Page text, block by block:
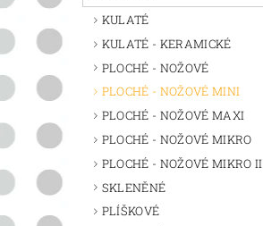
KULATÉ
KULATÉ - KERAMICKÉ
PLOCHÉ - NOŽOVÉ
PLOCHÉ - NOŽOVÉ MINI
PLOCHÉ - NOŽOVÉ MAXI
PLOCHÉ - NOŽOVÉ MIKRO
PLOCHÉ - NOŽOVÉ MIKRO II
SKLENĚNÉ
PLÍŠKOVÉ